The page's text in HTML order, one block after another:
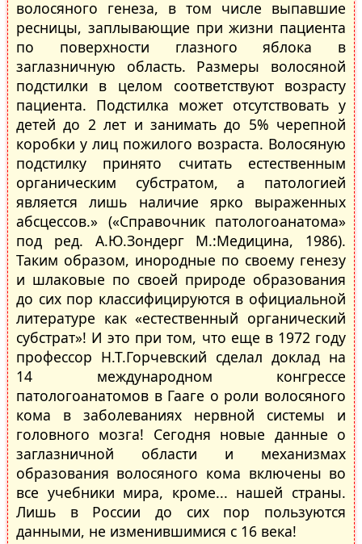
волосяного генеза, в том числе выпавшие
ресницы, заплывающие при жизни пациента
по поверхности глазного яблока в
заглазничную область. Размеры волосяной
подстилки в целом соответствуют возрасту
пациента. Подстилка может отсутствовать у
детей до 2 лет и занимать до 5% черепной
коробки у лиц пожилого возраста. Волосяную
подстилку принято считать естественным
органическим субстратом, а патологией
является лишь наличие ярко выраженных
абсцессов.» («Справочник патологоанатома»
под ред. А.Ю.Зондерг М.:Медицина, 1986).
Таким образом, инородные по своему генезу
и шлаковые по своей природе образования
до сих пор классифицируются в официальной
литературе как «естественный органический
субстрат»! И это при том, что еще в 1972 году
профессор Н.Т.Горчевский сделал доклад на
14 международном конгрессе
патологоанатомов в Гааге о роли волосяного
кома в заболеваниях нервной системы и
головного мозга! Сегодня новые данные о
заглазничной области и механизмах
образования волосяного кома включены во
все учебники мира, кроме... нашей страны.
Лишь в России до сих пор пользуются
данными, не изменившимися с 16 века!